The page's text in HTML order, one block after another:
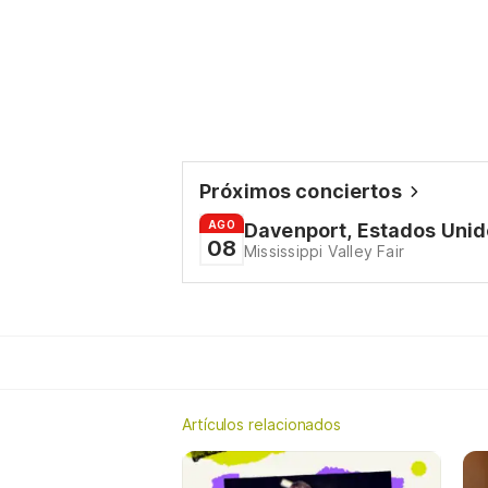
Próximos conciertos
AGO
08
Davenport, Estados
Mississippi Valley Fair
Artículos relacionados